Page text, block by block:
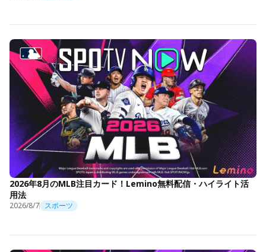
2026年8月のMLB注目カード！Lemino無料配信・ハイライト活
用法
2026/8/7 スポーツ